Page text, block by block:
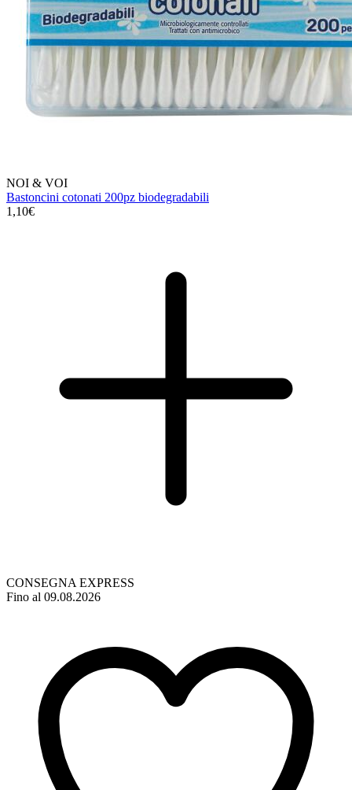
NOI & VOI
Bastoncini cotonati 200pz biodegradabili
1,10€
CONSEGNA EXPRESS
Fino al 09.08.2026